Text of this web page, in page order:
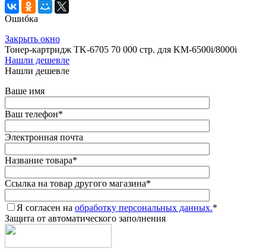
Ошибка
Закрыть окно
Тонер-картридж TK-6705 70 000 стр. для KM-6500i/8000i
Нашли дешевле
Нашли дешевле
Ваше имя
Ваш телефон*
Электронная почта
Название товара*
Ссылка на товар другого магазина*
Я согласен на обработку персональных данных.*
Защита от автоматического заполнения